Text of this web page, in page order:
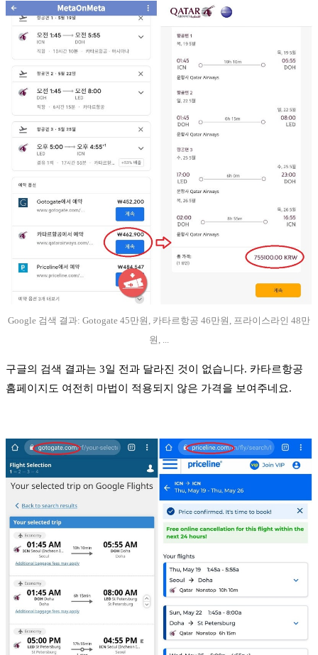
Google 검색 결과: Gotogate 45만원, 카타르항공 46만원, 프라이스라인 48만
원, ...
구글의 검색 결과는 3일 전과 달라진 것이 없습니다. 카타르항공
홈페이지도 여전히 마법이 적용되지 않은 가격을 보여주네요.